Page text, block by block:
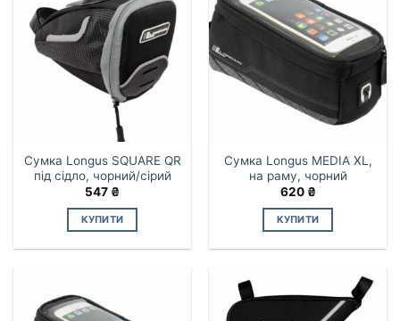
Сумка Longus SQUARE QR
під сідло, чорний/сірий
547 ₴
КУПИТИ
Сумка Longus MEDIA XL,
на раму, чорний
620 ₴
КУПИТИ